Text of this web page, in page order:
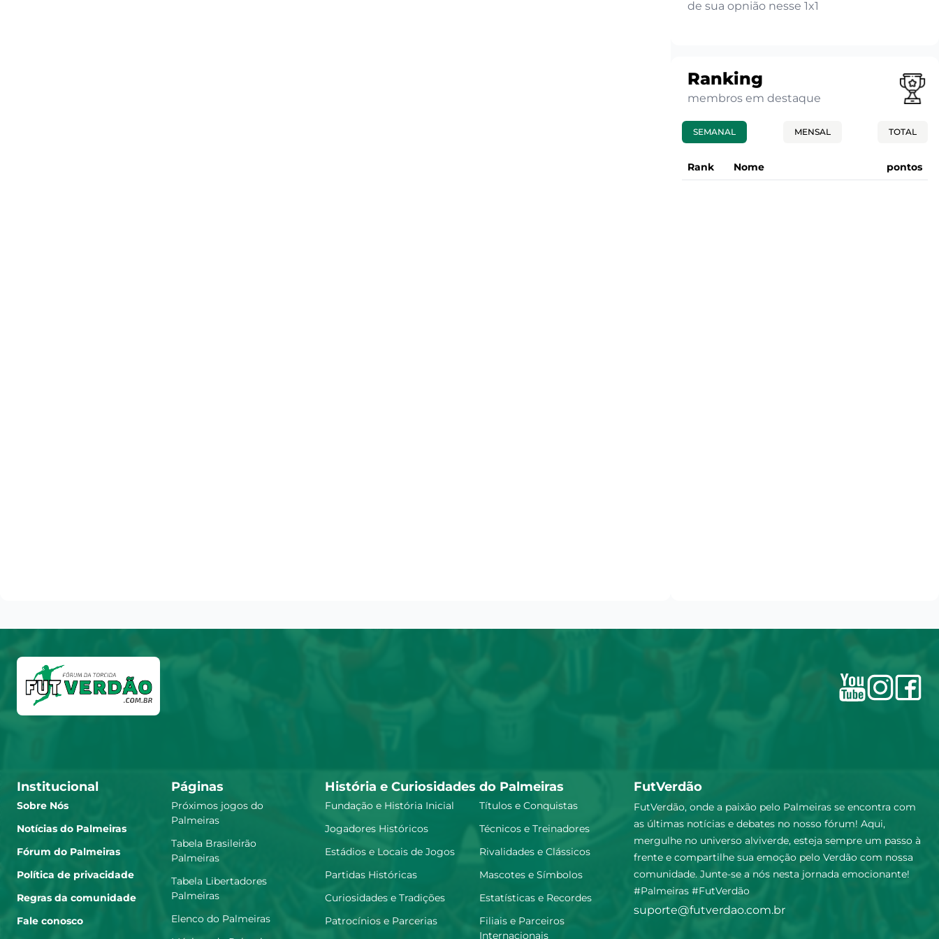
de sua opnião nesse 1x1
Ranking
membros em destaque
SEMANAL MENSAL TOTAL
Rank Nome pontos
Institucional
Sobre Nós
Notícias do Palmeiras
Fórum do Palmeiras
Política de privacidade
Regras da comunidade
Fale conosco
Páginas
Próximos jogos do
Palmeiras
Tabela Brasileirão
Palmeiras
Tabela Libertadores
Palmeiras
Elenco do Palmeiras
História e Curiosidades do Palmeiras
Fundação e História Inicial
Títulos e Conquistas
Jogadores Históricos
Técnicos e Treinadores
Estádios e Locais de Jogos
Rivalidades e Clássicos
Partidas Históricas
Mascotes e Símbolos
Curiosidades e Tradições
Estatísticas e Recordes
Patrocínios e Parcerias
Filiais e Parceiros
Internacionais
FutVerdão
FutVerdão, onde a paixão pelo Palmeiras se encontra com
as últimas notícias e debates no nosso fórum! Aqui,
mergulhe no universo alviverde, esteja sempre um passo à
frente e compartilhe sua emoção pelo Verdão com nossa
comunidade. Junte-se a nós nesta jornada emocionante!
#Palmeiras #FutVerdão
suporte@futverdao.com.br